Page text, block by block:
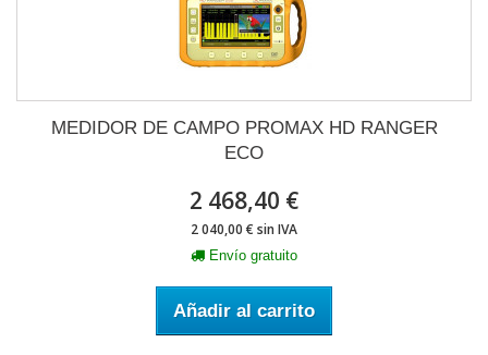
MEDIDOR DE CAMPO PROMAX HD RANGER
ECO
2 468,40 €
2 040,00 € sin IVA
Envío gratuito
Añadir al carrito